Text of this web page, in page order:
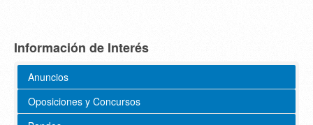
Información de Interés
Anuncios
Oposiciones y Concursos